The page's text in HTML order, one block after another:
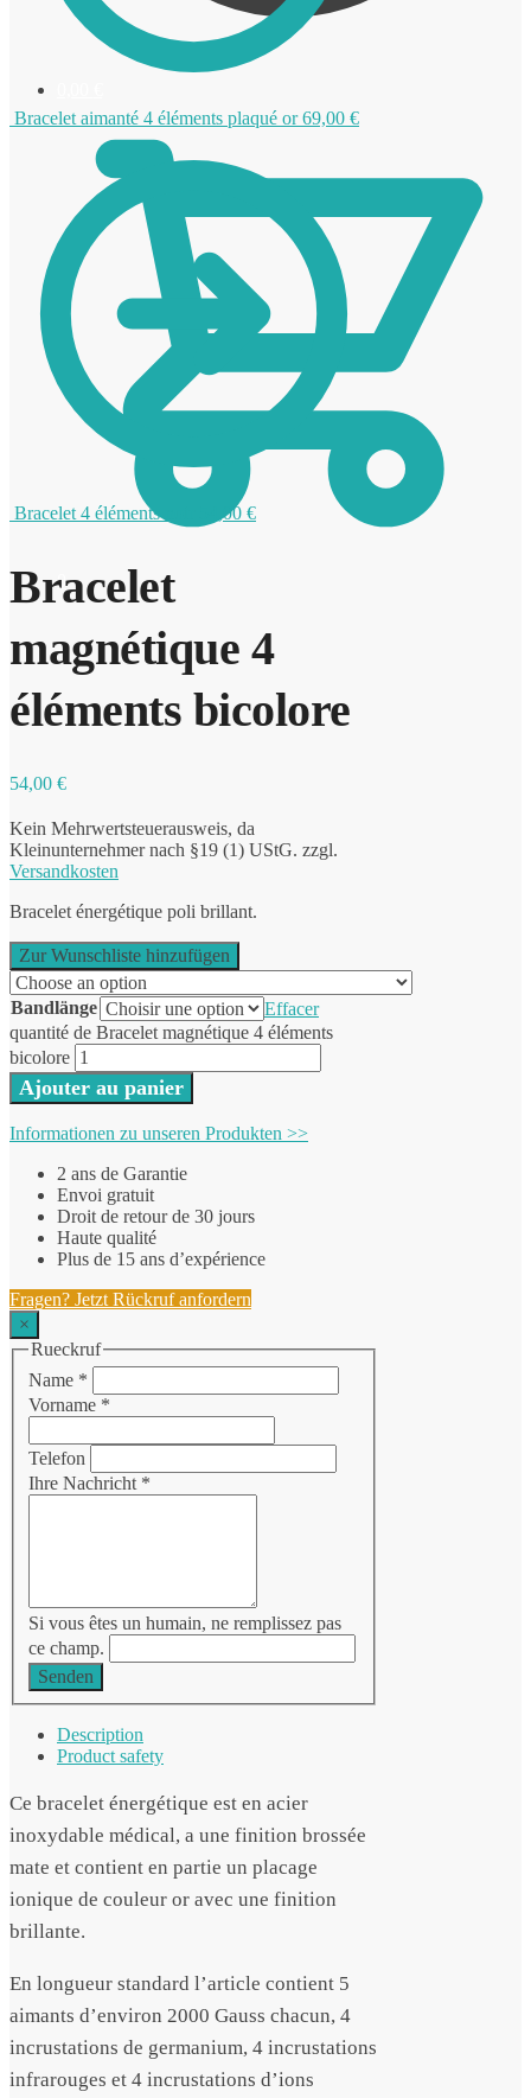
0
Bracelet aimanté 4 éléments plaqué or 69,00 €
Bracelet 4 éléments noir 54,00 €
Bracelet
magnétique 4
éléments bicolore
54,00 €
Kein Mehrwertsteuerausweis, da
Kleinunternehmer nach §19 (1) UStG. zzgl.
Versandkosten
Bracelet énergétique poli brillant.
Zur Wunschliste hinzufügen
Bandlänge
Effacer
quantité de Bracelet magnétique 4 éléments
bicolore
Ajouter au panier
Informationen zu unseren Produkten >>
2 ans de Garantie
Envoi gratuit
Droit de retour de 30 jours
Haute qualité
Plus de 15 ans d’expérience
Fragen? Jetzt Rückruf anfordern
×
Rueckruf
Name *
Vorname *
Telefon
Ihre Nachricht *
Si vous êtes un humain, ne remplissez pas
ce champ.
Senden
Description
Product safety
Ce bracelet énergétique est en acier
inoxydable médical, a une finition brossée
mate et contient en partie un placage
ionique de couleur or avec une finition
brillante.
En longueur standard l’article contient 5
aimants d’environ 2000 Gauss chacun, 4
incrustations de germanium, 4 incrustations
infrarouges et 4 incrustations d’ions